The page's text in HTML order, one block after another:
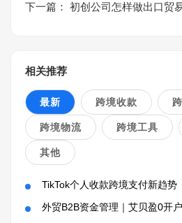
下一篇： 初创公司怎样做出口贸
相关推荐
最新 跨境收款
跨境物流 跨境工具
其他
TikTok个人收款跨境支付新趋势
外贸B2B资金管理｜艾贝盈0开